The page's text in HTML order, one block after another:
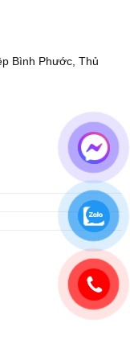
Bình Phước, Thủ